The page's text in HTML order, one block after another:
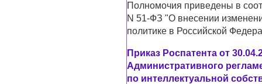
Полномочия приведены в
N 51-ФЗ "О внесении
политике в Российской
Приказ Роспатента от
Административного
по интеллектуальной